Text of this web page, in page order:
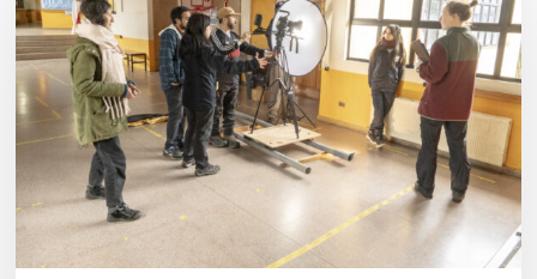
agua
del
mar:
largometraje
de
ficción
se